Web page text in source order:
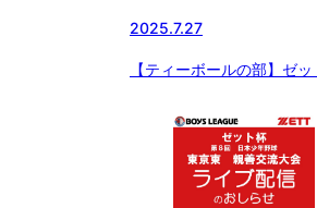
2025.7.27
【ティーボールの部】ゼ
流大会